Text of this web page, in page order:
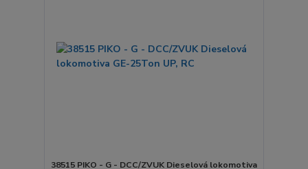
38515 PIKO - G - DCC/ZVUK Dieselová lokomotiva